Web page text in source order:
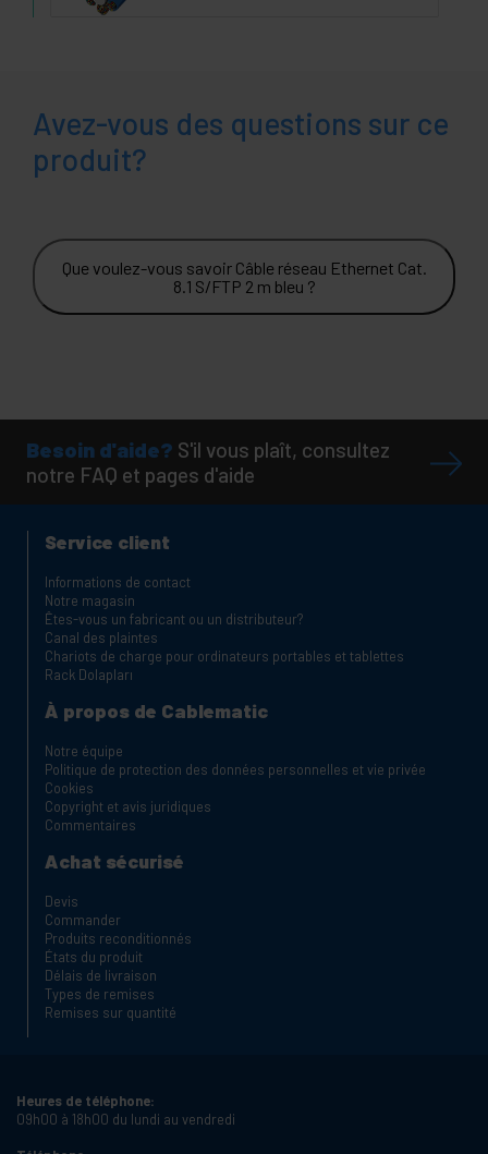
Avez-vous des questions sur ce
produit?
Que voulez-vous savoir Câble réseau Ethernet Cat.
8.1 S/FTP 2 m bleu ?
Besoin d'aide? S'il vous plaît, consultez
notre FAQ et pages d'aide
Service client
Informations de contact
Notre magasin
Êtes-vous un fabricant ou un distributeur?
Canal des plaintes
Chariots de charge pour ordinateurs portables et tablettes
Rack Dolapları
À propos de Cablematic
Notre équipe
Politique de protection des données personnelles et vie privée
Cookies
Copyright et avis juridiques
Commentaires
Achat sécurisé
Devis
Commander
Produits reconditionnés
États du produit
Délais de livraison
Types de remises
Remises sur quantité
Heures de téléphone:
09h00 à 18h00 du lundi au vendredi